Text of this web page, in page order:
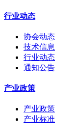
行业动态
协会动态
技术信息
行业动态
通知公告
产业政策
产业政策
产业标准